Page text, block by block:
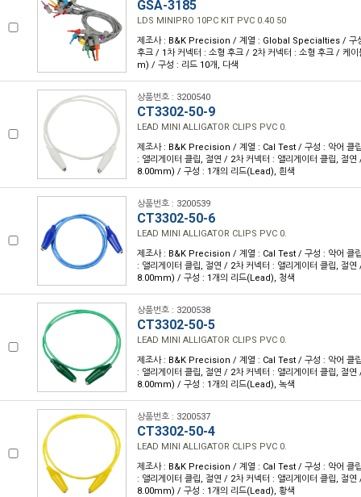
GSA-3185
LDS MINIPRO 10PC KIT PVC 0.40 50
제조사 : B&K Precision / 계열 : Global Specialties / 구성
후크 / 1차 커넥터 : 소형 후크 / 2차 커넥터 : 소형 후크 / 케
m) / 구성 : 리드 10개, 다색
상품번호 : 3200540
CT3302-50-9
LEAD MINI ALLIGATOR CLIPS PVC 0.
제조사 : B&K Precision / 계열 : Cal Test / 구성 : 악어 클
: 앨리게이터 클립, 절연 / 2차 커넥터 : 앨리게이터 클립, 절
8.00mm) / 구성 : 1개의 리드(Lead), 흰색
상품번호 : 3200539
CT3302-50-6
LEAD MINI ALLIGATOR CLIPS PVC 0.
제조사 : B&K Precision / 계열 : Cal Test / 구성 : 악어 클
: 앨리게이터 클립, 절연 / 2차 커넥터 : 앨리게이터 클립, 절
8.00mm) / 구성 : 1개의 리드(Lead), 청색
상품번호 : 3200538
CT3302-50-5
LEAD MINI ALLIGATOR CLIPS PVC 0.
제조사 : B&K Precision / 계열 : Cal Test / 구성 : 악어 클
: 앨리게이터 클립, 절연 / 2차 커넥터 : 앨리게이터 클립, 절
8.00mm) / 구성 : 1개의 리드(Lead), 녹색
상품번호 : 3200537
CT3302-50-4
LEAD MINI ALLIGATOR CLIPS PVC 0.
제조사 : B&K Precision / 계열 : Cal Test / 구성 : 악어 클
: 앨리게이터 클립, 절연 / 2차 커넥터 : 앨리게이터 클립, 절
8.00mm) / 구성 : 1개의 리드(Lead), 황색